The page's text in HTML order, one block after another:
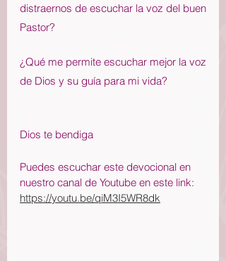
distraernos de escuchar la voz del buen
Pastor?
¿Qué me permite escuchar mejor la voz
de Dios y su guía para mi vida?
Dios te bendiga
Puedes escuchar este devocional en
nuestro canal de Youtube en este link:
https://youtu.be/qiM3I5WR8dk